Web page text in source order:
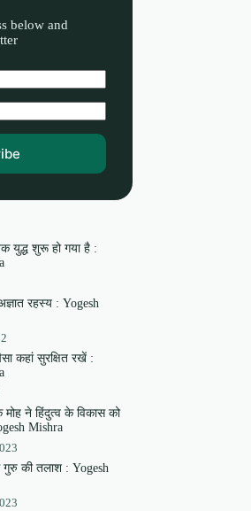
below and
युद्ध शुरू हो गया है :
रहस्य : Yogesh
कहां सुरक्षित रखें :
मोह ने हिंदुत्व के विकास को
Mishra
गुरु की तलाश : Yogesh